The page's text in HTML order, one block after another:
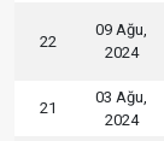
22
09 Ağu,
2024
21
03 Ağu,
2024